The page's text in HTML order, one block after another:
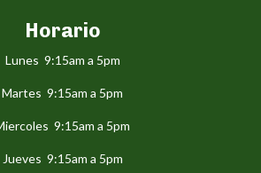
Horario
Lunes 9:15am a 5pm
Martes 9:15am a 5pm
9:15am a 5pm
Jueves 9:15am a 5pm